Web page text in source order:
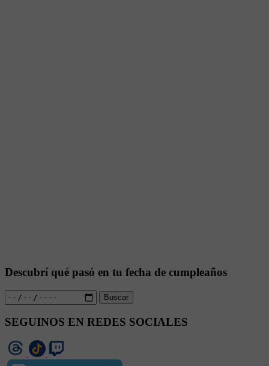
Descubrí qué pasó en tu fecha de cumpleaños
Buscar
SEGUINOS EN REDES SOCIALES